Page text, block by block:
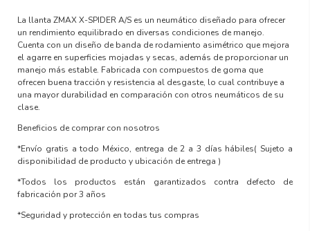
La llanta ZMAX X-SPIDER A/S es un neumático diseñado para ofrecer
un rendimiento equilibrado en diversas condiciones de manejo.
Cuenta con un diseño de banda de rodamiento asimétrico que mejora
el agarre en superficies mojadas y secas, además de proporcionar un
manejo más estable. Fabricada con compuestos de goma que
ofrecen buena tracción y resistencia al desgaste, lo cual contribuye a
una mayor durabilidad en comparación con otros neumáticos de su
clase.
Beneficios de comprar con nosotros
*Envío gratis a todo México, entrega de 2 a 3 días hábiles( Sujeto a
disponibilidad de producto y ubicación de entrega )
*Todos los productos están garantizados contra defecto de
fabricación por 3 años
*Seguridad y protección en todas tus compras